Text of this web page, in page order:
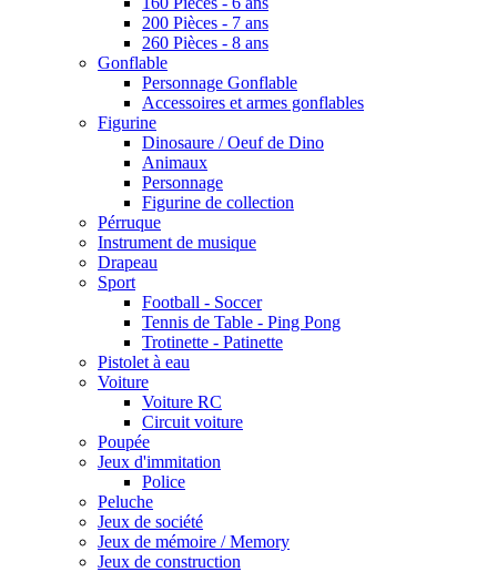
200 Pièces - 7 ans
260 Pièces - 8 ans
Gonflable
Personnage Gonflable
Accessoires et armes gonflables
Figurine
Dinosaure / Oeuf de Dino
Animaux
Personnage
Figurine de collection
Pérruque
Instrument de musique
Drapeau
Sport
Football - Soccer
Tennis de Table - Ping Pong
Trotinette - Patinette
Pistolet à eau
Voiture
Voiture RC
Circuit voiture
Poupée
Jeux d'immitation
Police
Peluche
Jeux de société
Jeux de mémoire / Memory
Jeux de construction